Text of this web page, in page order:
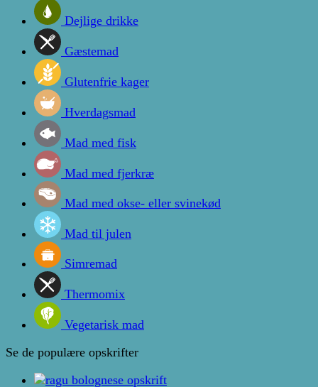
Dejlige drikke
Gæstemad
Glutenfrie kager
Hverdagsmad
Mad med fisk
Mad med fjerkræ
Mad med okse- eller svinekød
Mad til julen
Simremad
Thermomix
Vegetarisk mad
Se de populære opskrifter